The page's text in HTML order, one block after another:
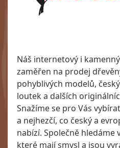
Náš internetový i
zaměřen na prodej
pohyblivých modelů,
loutek a dalších
Snažíme se pro Vás
a nejhezčí, co český a
nabízí. Společně hledáme
které mají smysl a jsou